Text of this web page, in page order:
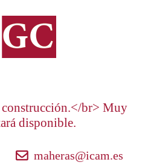
construcción.</br> Muy
disponible.
maheras@icam.es